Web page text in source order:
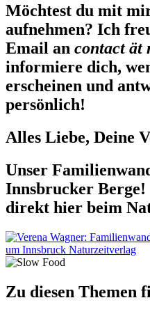
Möchtest du mit
aufnehmen? Ich
Email an contact ät
informiere dich,
erscheinen und
persönlich!
Alles Liebe, Deine
Unser
Innsbrucker
direkt hier beim
Zu diesen Themen